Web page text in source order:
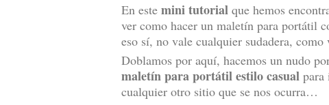
En este mini tutorial que hemos
ver como hacer un maletín para portátil
eso sí, no vale cualquier sudadera,
Doblamos por aquí, hacemos un nudo
maletín para portátil estilo casual para
cualquier otro sitio que se nos ocurra…